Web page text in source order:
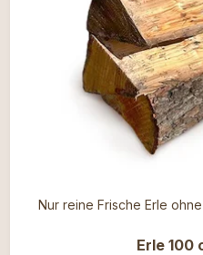
Nur reine Frische Erle
Erle 100